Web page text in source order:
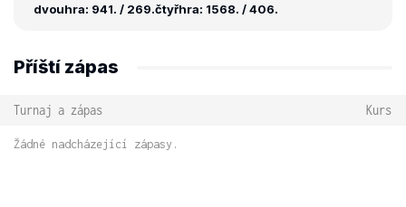
dvouhra: 941. / 269.čtyřhra: 1568. / 406.
Příští zápas
Turnaj a zápas Kurs
Žádné nadcházející zápasy.